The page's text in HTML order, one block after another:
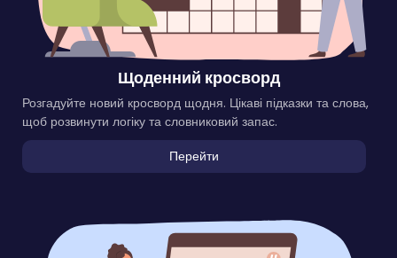
Щоденний кросворд
Розгадуйте новий кросворд щодня. Цікаві підказки та слова,
щоб розвинути логіку та словниковий запас.
Перейти